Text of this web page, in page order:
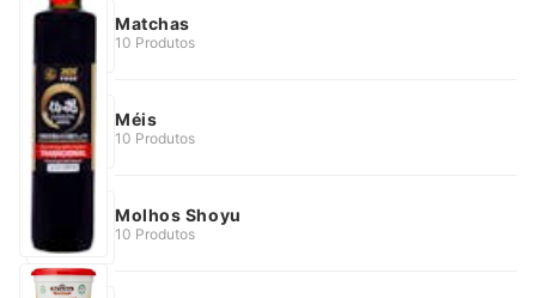
Matchas
10 Produtos
Méis
10 Produtos
Molhos Shoyu
10 Produtos